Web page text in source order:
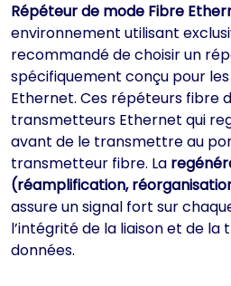
Répéteur de mode Fibre
environnement utilisant
recommandé de choisir un
spécifiquement conçu pour
Ethernet. Ces répéteurs fibre
transmetteurs Ethernet qui
avant de le transmettre au
transmetteur fibre. La
(réamplification,
assure un signal fort sur
l’intégrité de la liaison et de la
données.